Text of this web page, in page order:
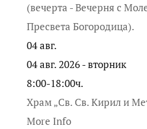
(вечерта - Вечерня с
Пресвета Богородица).
04авг.
04 авг. 2026 - вторник
8:00-18:00ч.
Храм „Св. Св. Кирил и
More Info